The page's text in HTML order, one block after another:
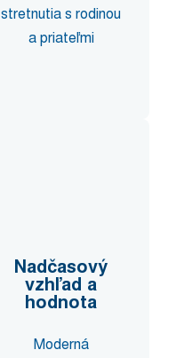
stretnutia s rodinou
a priateľmi
Nadčasový
vzhľad a
hodnota
Moderná